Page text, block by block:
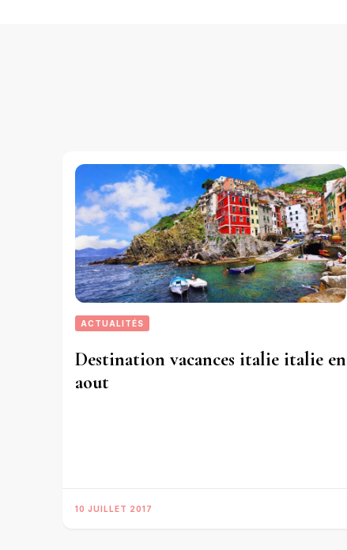
ACTUALITÉS
Destination vacances italie italie en
aout
10 JUILLET 2017